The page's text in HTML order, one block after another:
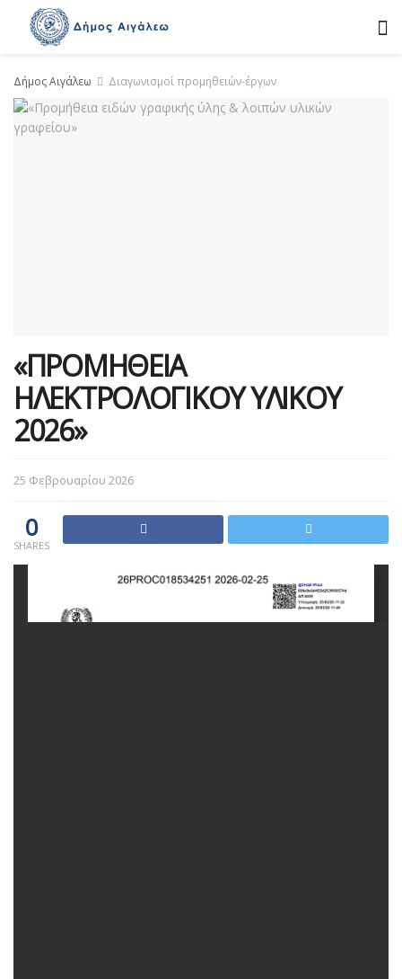
Δήμος Αιγάλεω Διαγωνισμοί προμηθειών-έργων
«ΠΡΟΜΗΘΕΙΑ
ΗΛΕΚΤΡΟΛΟΓΙΚΟΥ ΥΛΙΚΟΥ
2026»
25 Φεβρουαρίου 2026
0
SHARES